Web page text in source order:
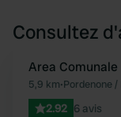
Consultez
Area Comunale
5,9 km•Pordenone
2.92 6 avis